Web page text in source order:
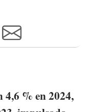
% en 2024,